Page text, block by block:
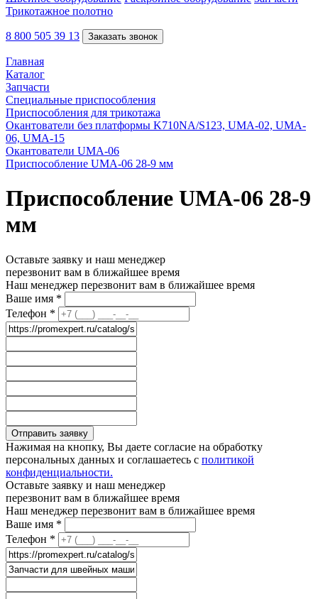
Трикотажное полотно
8 800 505 39 13 Заказать звонок
Главная
Каталог
Запчасти
Специальные приспособления
Приспособления для трикотажа
Окантователи без платформы K710NA/S123, UMA-02, UMA-
06, UMA-15
Окантователи UMA-06
Приспособление UMA-06 28-9 мм
Приспособление UMA-06 28-9
мм
Оставьте заявку и наш менеджер
перезвонит вам в ближайшее время
Наш менеджер перезвонит вам в ближайшее время
Ваше имя *
Телефон *
Отправить заявку
Нажимая на кнопку, Вы даете согласие на обработку
персональных данных и соглашаетесь с политикой
конфиденциальности.
Оставьте заявку и наш менеджер
перезвонит вам в ближайшее время
Наш менеджер перезвонит вам в ближайшее время
Ваше имя *
Телефон *